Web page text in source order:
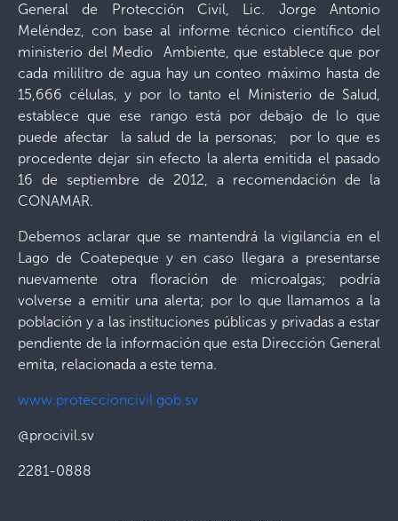
General de Protección Civil, Lic. Jorge Antonio
Meléndez, con base al informe técnico científico del
ministerio del Medio Ambiente, que establece que por
cada mililitro de agua hay un conteo máximo hasta de
15,666 células, y por lo tanto el Ministerio de Salud,
establece que ese rango está por debajo de lo que
puede afectar la salud de la personas; por lo que es
procedente dejar sin efecto la alerta emitida el pasado
16 de septiembre de 2012, a recomendación de la
CONAMAR.
Debemos aclarar que se mantendrá la vigilancia en el
Lago de Coatepeque y en caso llegara a presentarse
nuevamente otra floración de microalgas; podría
volverse a emitir una alerta; por lo que llamamos a la
población y a las instituciones públicas y privadas a estar
pendiente de la información que esta Dirección General
emita, relacionada a este tema.
www.proteccioncivil.gob.sv
@procivil.sv
2281-0888